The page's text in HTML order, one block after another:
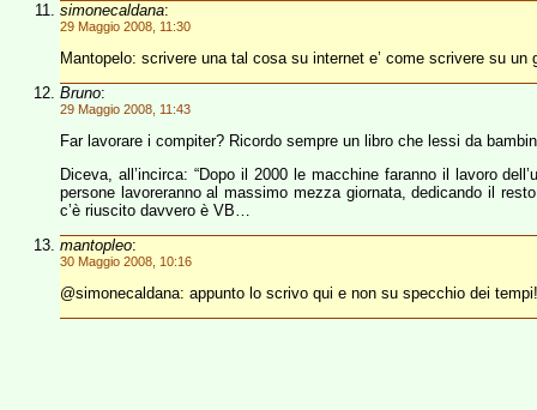
simonecaldana:
29 Maggio 2008, 11:30
Mantopelo: scrivere una tal cosa su internet e’ come scrivere su un
Bruno:
29 Maggio 2008, 11:43
Far lavorare i compiter? Ricordo sempre un libro che lessi da
Diceva, all’incirca: “Dopo il 2000 le macchine faranno il lavoro
persone lavoreranno al massimo mezza giornata, dedicando il
c’è riuscito davvero è VB…
mantopleo:
30 Maggio 2008, 10:16
@simonecaldana: appunto lo scrivo qui e non su specchio dei tempi!